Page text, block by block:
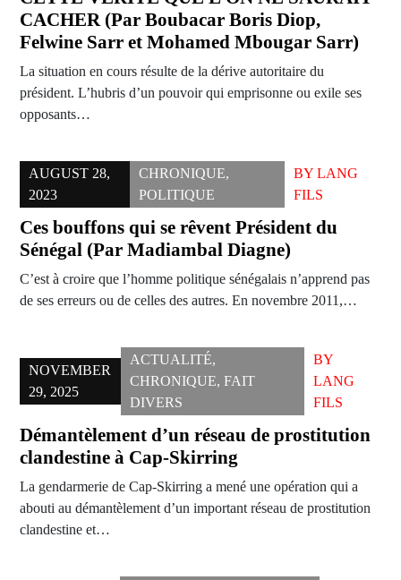
CACHER (Par Boubacar Boris Diop,
Felwine Sarr et Mohamed Mbougar Sarr)
La situation en cours résulte de la dérive autoritaire du
président. L’hubris d’un pouvoir qui emprisonne ou exile ses
opposants…
AUGUST 28,
2023
CHRONIQUE,
POLITIQUE
BY LANG
FILS
Ces bouffons qui se rêvent Président du
Sénégal (Par Madiambal Diagne)
C’est à croire que l’homme politique sénégalais n’apprend pas
de ses erreurs ou de celles des autres. En novembre 2011,…
NOVEMBER
29, 2025
ACTUALITÉ,
CHRONIQUE, FAIT
DIVERS
BY
LANG
FILS
Démantèlement d’un réseau de prostitution
clandestine à Cap-Skirring
La gendarmerie de Cap-Skirring a mené une opération qui a
abouti au démantèlement d’un important réseau de prostitution
clandestine et…